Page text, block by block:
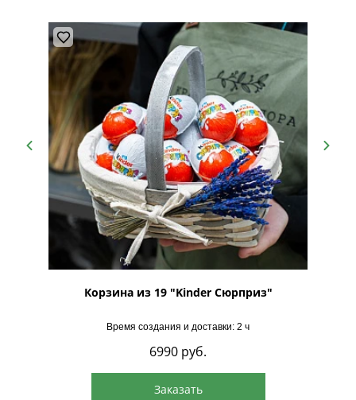
Корзина из 19 "Kinder Сюрприз"
Время создания и доставки: 2 ч
6990 руб.
Заказать